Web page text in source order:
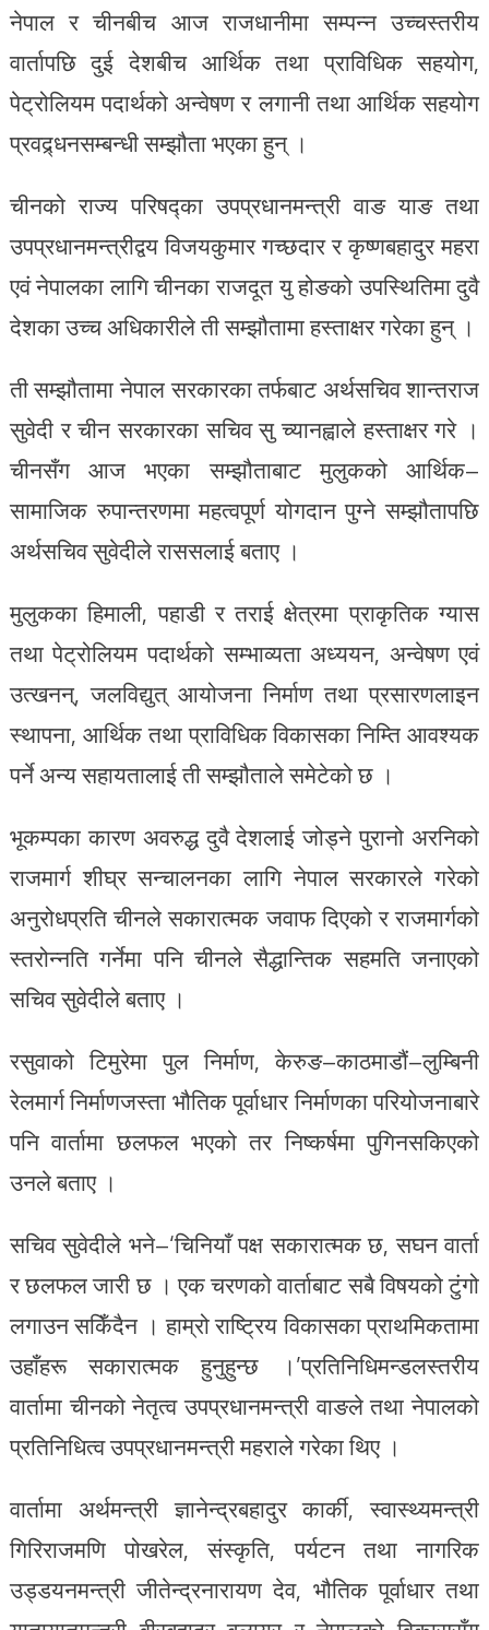
नेपाल र चीनबीच आज राजधानीमा सम्पन्न उच्चस्तरीय
वार्तापछि दुई देशबीच आर्थिक तथा प्राविधिक सहयोग,
पेट्रोलियम पदार्थको अन्वेषण र लगानी तथा आर्थिक सहयोग
प्रवद्र्धनसम्बन्धी सम्झौता भएका हुन् ।
चीनको राज्य परिषद्का उपप्रधानमन्त्री वाङ याङ तथा
उपप्रधानमन्त्रीद्वय विजयकुमार गच्छदार र कृष्णबहादुर महरा
एवं नेपालका लागि चीनका राजदूत यु होङको उपस्थितिमा दुवै
देशका उच्च अधिकारीले ती सम्झौतामा हस्ताक्षर गरेका हुन् ।
ती सम्झौतामा नेपाल सरकारका तर्फबाट अर्थसचिव शान्तराज
सुवेदी र चीन सरकारका सचिव सु च्यानह्वाले हस्ताक्षर गरे ।
चीनसँग आज भएका सम्झौताबाट मुलुकको आर्थिक–
सामाजिक रुपान्तरणमा महत्वपूर्ण योगदान पुग्ने सम्झौतापछि
अर्थसचिव सुवेदीले राससलाई बताए ।
मुलुकका हिमाली, पहाडी र तराई क्षेत्रमा प्राकृतिक ग्यास
तथा पेट्रोलियम पदार्थको सम्भाव्यता अध्ययन, अन्वेषण एवं
उत्खनन्, जलविद्युत् आयोजना निर्माण तथा प्रसारणलाइन
स्थापना, आर्थिक तथा प्राविधिक विकासका निम्ति आवश्यक
पर्ने अन्य सहायतालाई ती सम्झौताले समेटेको छ ।
भूकम्पका कारण अवरुद्ध दुवै देशलाई जोड्ने पुरानो अरनिको
राजमार्ग शीघ्र सन्चालनका लागि नेपाल सरकारले गरेको
अनुरोधप्रति चीनले सकारात्मक जवाफ दिएको र राजमार्गको
स्तरोन्नति गर्नेमा पनि चीनले सैद्धान्तिक सहमति जनाएको
सचिव सुवेदीले बताए ।
रसुवाको टिमुरेमा पुल निर्माण, केरुङ–काठमाडौं–लुम्बिनी
रेलमार्ग निर्माणजस्ता भौतिक पूर्वाधार निर्माणका परियोजनाबारे
पनि वार्तामा छलफल भएको तर निष्कर्षमा पुगिनसकिएको
उनले बताए ।
सचिव सुवेदीले भने–‘चिनियाँ पक्ष सकारात्मक छ, सघन वार्ता
र छलफल जारी छ । एक चरणको वार्ताबाट सबै विषयको टुंगो
लगाउन सकिँदैन । हाम्रो राष्ट्रिय विकासका प्राथमिकतामा
उहाँहरू सकारात्मक हुनुहुन्छ ।’प्रतिनिधिमन्डलस्तरीय
वार्तामा चीनको नेतृत्व उपप्रधानमन्त्री वाङले तथा नेपालको
प्रतिनिधित्व उपप्रधानमन्त्री महराले गरेका थिए ।
वार्तामा अर्थमन्त्री ज्ञानेन्द्रबहादुर कार्की, स्वास्थ्यमन्त्री
गिरिराजमणि पोखरेल, संस्कृति, पर्यटन तथा नागरिक
उड्डयनमन्त्री जीतेन्द्रनारायण देव, भौतिक पूर्वाधार तथा